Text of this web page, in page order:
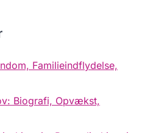
Familieindflydelse,
Biografi, Opvækst,